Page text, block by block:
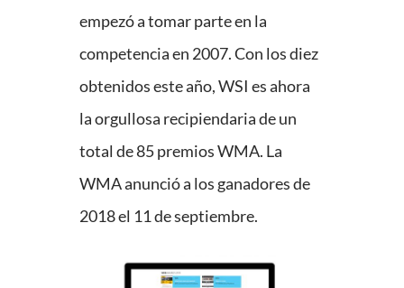
empezó a tomar parte en la
competencia en 2007. Con los diez
obtenidos este año, WSI es ahora
la orgullosa recipiendaria de un
total de 85 premios WMA. La
WMA anunció a los ganadores de
2018 el 11 de septiembre.